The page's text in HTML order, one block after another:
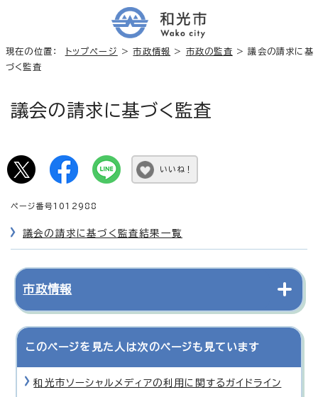
現在の位置： トップページ >市政情報 > 市政の監査 > 議会の請求に基
づく監査
議会の請求に基づく監査
いいね！
ページ番号1012988
議会の請求に基づく監査結果一覧
市政情報
このページを見た人は次のページも見ています
和光市ソーシャルメディアの利用に関するガイドライン